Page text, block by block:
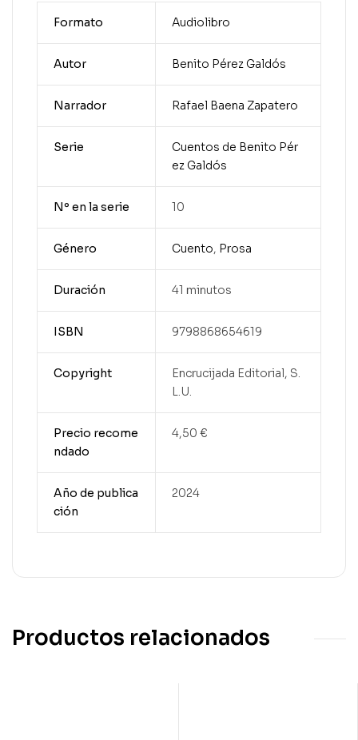
Formato Audiolibro
Autor Benito Pérez Galdós
Narrador Rafael Baena Zapatero
Serie
Cuentos de Benito Pér
ez Galdós
Nº en la serie 10
Género Cuento, Prosa
Duración 41 minutos
ISBN 9798868654619
Copyright
Encrucijada Editorial, S.
L.U.
Precio recome
ndado
4,50 €
Año de publica
ción
2024
Productos relacionados